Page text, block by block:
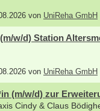
von UniReha GmbH
w/d) Station
von UniReha GmbH
(m/w/d) zur
Cindy & Claus